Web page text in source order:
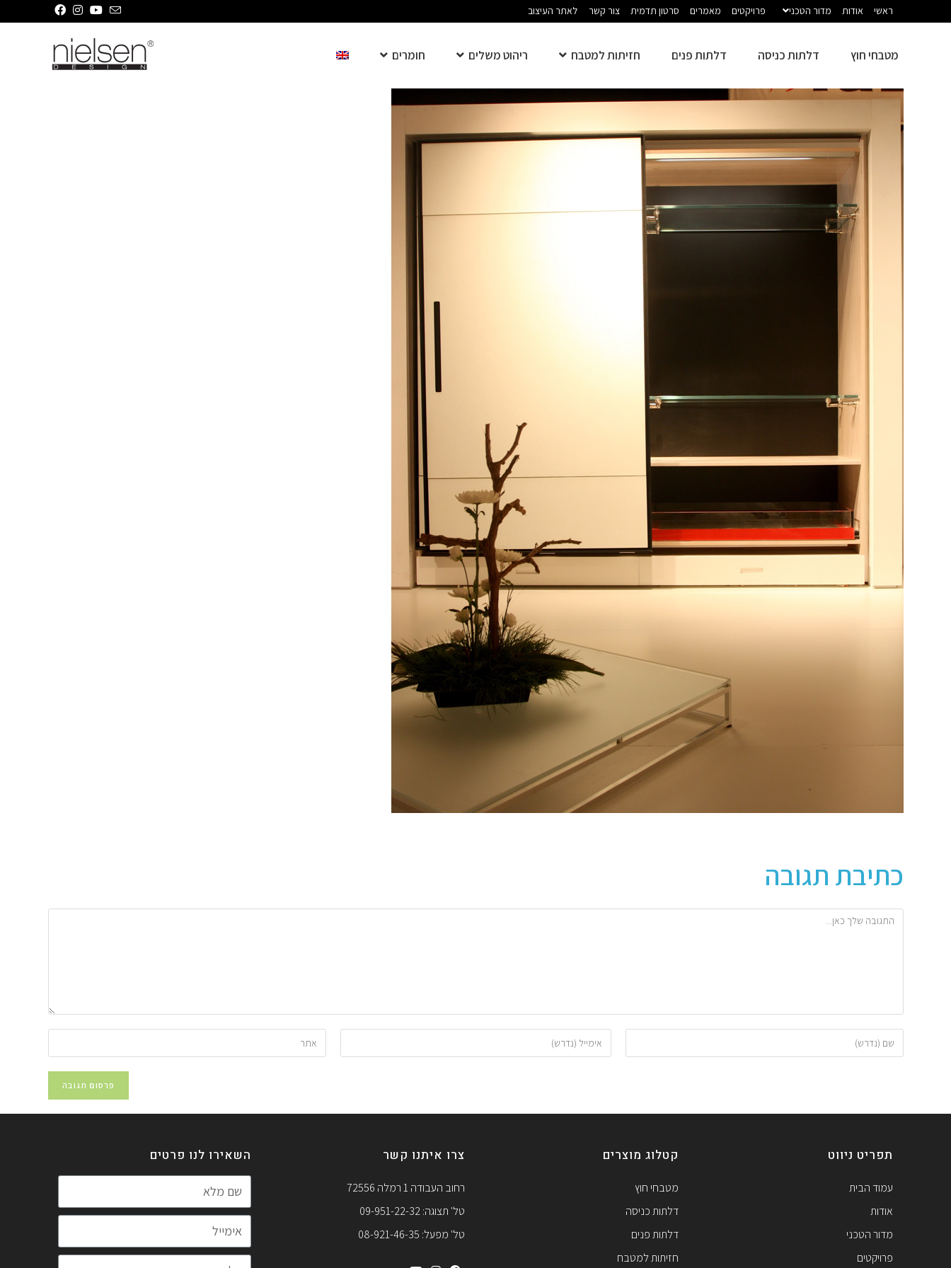
ראשי אודות מדור הטכני פרויקטים מאמרים סרטון תדמית צור קשר לאתר העיצוב
מטבחי חוץ דלתות כניסה דלתות פנים חזיתות למטבח ריהוט משלים חומרים
כתיבת תגובה
תפריט ניווט
עמוד הבית
אודות
מדור הטכני
פרויקטים
קטלוג מוצרים
מטבחי חוץ
דלתות כניסה
דלתות פנים
חזיתות למטבח
צרו איתנו קשר
רחוב העבודה 1 רמלה 72556
טל' תצוגה: 09-951-22-32
טל' מפעל: 08-921-46-35
השאירו לנו פרטים